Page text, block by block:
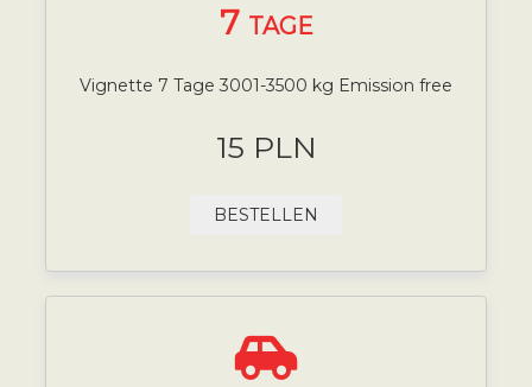
7 TAGE
Vignette 7 Tage 3001-3500 kg Emission free
15 PLN
BESTELLEN